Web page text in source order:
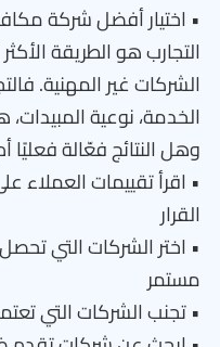
• اختيار أفضل شركة
التجارب هو الطريقة
الشركات غير المهنية.
الخدمة، نوعية المبيدات،
وهل النتائج فعّالة
• اقرأ تقييمات العملاء
القرار
• اختر الشركات التي
مستمر
• تجنب الشركات التي